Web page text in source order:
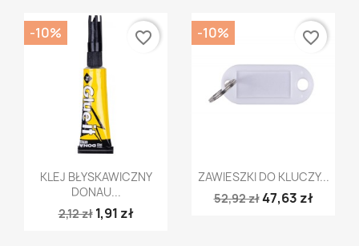
Szybki podgląd
KLEJ BŁYSKAWICZNY
DONAU...
2,12 zł 1,91 zł
-10% favorite_border
Szybki podgląd
ZAWIESZKI DO KLUCZY...
52,92 zł47,63 zł
-10% favorite_border